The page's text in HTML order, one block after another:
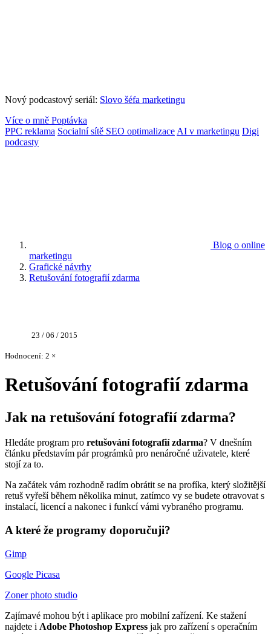
Nový podcastový seriál: Slovo šéfa marketingu
Více o mně Poptávka
PPC reklama Socialní sítě SEO optimalizace AI v marketingu Digi
podcasty
Blog o online
marketingu
Grafické návrhy
Retušování fotografií zdarma
23 / 06 / 2015
Hodnocení: 2 ×
Retušování fotografií zdarma
Jak na retušování fotografií zdarma?
Hledáte program pro retušování fotografií zdarma? V dnešním
článku představím pár prográmků pro nenáročné uživatele, které
stojí za to.
Na začátek vám rozhodně radím obrátit se na profíka, který složitější
retuš vyřeší během několika minut, zatímco vy se budete otravovat s
instalací, licencí a nakonec i funkcí vámi vybraného programu.
A které že programy doporučuji?
Gimp
Google Picasa
Zoner photo studio
Zajímavé mohou být i aplikace pro mobilní zařízení. Ke stažení
najdete i Adobe Photoshop Express jak pro zařízení s operačním